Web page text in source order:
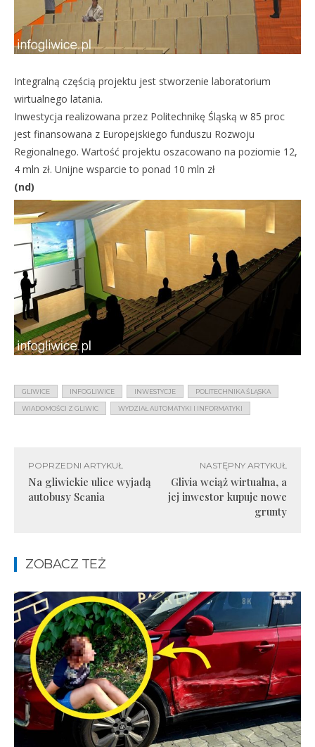
Integralną częścią projektu jest stworzenie laboratorium
wirtualnego latania.
Inwestycja realizowana przez Politechnikę Śląską w 85 proc
jest finansowana z Europejskiego funduszu Rozwoju
Regionalnego. Wartość projektu oszacowano na poziomie 12,
4 mln zł. Unijne wsparcie to ponad 10 mln zł
(nd)
GLIWICE INFOGLIWICE INWESTYCJE POLITECHNIKA ŚLĄSKA
WIADOMOŚCI Z GLIWIC WYDZIAŁ AUTOMATYKI I INFORMATYKI
POPRZEDNI ARTYKUŁ
Na gliwickie ulice wyjadą
autobusy Scania
NASTĘPNY ARTYKUŁ
Glivia wciąż wirtualna, a
jej inwestor kupuje nowe
grunty
ZOBACZ TEŻ